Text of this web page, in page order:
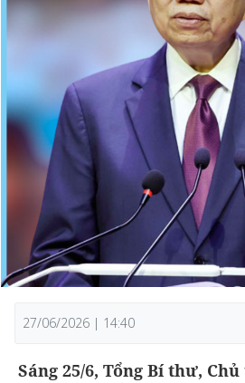
27/06/2026 | 14:40
Sáng 25/6, Tổng Bí thư,